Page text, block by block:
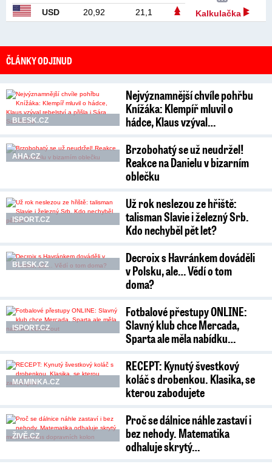
USD
20,92 21,1 Kalkulačka
ČLÁNKY ODJINUD
BLESK.CZ
Nejvýznamnější chvíle pohřbu
Knížáka: Klempíř mluvil o
hádce, Klaus vzýval…
AHA.CZ
Brzobohatý se už neudržel!
Reakce na Danielu v bizarním
oblečku
ISPORT.CZ
Už rok neslezou ze hřiště:
talisman Slavie i železný Srb.
Kdo nechyběl pět let?
BLESK.CZ
Decroix s Havránkem dováděli
v Polsku, ale… Vědí o tom
doma?
ISPORT.CZ
Fotbalové přestupy ONLINE:
Slavný klub chce Mercada,
Sparta ale měla nabídku…
MAMINKA.CZ
RECEPT: Kynutý švestkový
koláč s drobenkou. Klasika, se
kterou zabodujete
ŽIVĚ.CZ
Proč se dálnice náhle zastaví i
bez nehody. Matematika
odhaluje skrytý…